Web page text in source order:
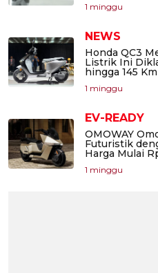
1 minggu
NEWS
Honda QC3
Listrik Ini
hingga 145 Km
1 minggu
EV-READY
OMOWAY
Futuristik
Harga Mulai
1 minggu